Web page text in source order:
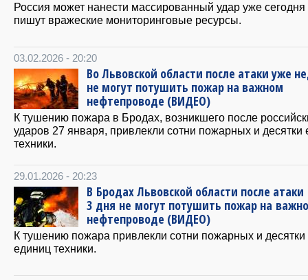
Россия может нанести массированный удар уже
пишут вражеские мониторинговые ресурсы.
03.02.2026 - 20:20
Во Львовской области после атаки уже
не могут потушить пожар на важном
нефтепроводе (ВИДЕО)
К тушению пожара в Бродах, возникшего после
ударов 27 января, привлекли сотни пожарных и десятки
техники.
29.01.2026 - 20:23
В Бродах Львовской области после атаки
3 дня не могут потушить пожар на
нефтепроводе (ВИДЕО)
К тушению пожара привлекли сотни пожарных и десятки
единиц техники.